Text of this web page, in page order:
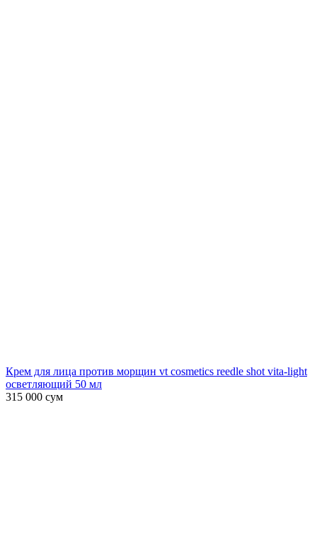
Крем для лица против морщин vt cosmetics reedle shot vita-light
осветляющий 50 мл
315 000 сум